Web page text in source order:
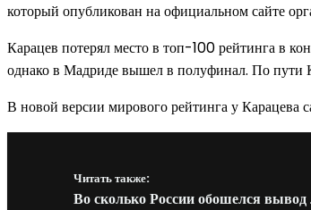
который опубликован на официальном сайте
Карацев потерял место в топ-100 рейтинга в
однако в Мадриде вышел в полуфинал. По пути
В новой версии мирового рейтинга у Карацева
Читать также:
Во сколько России обошелся вывод